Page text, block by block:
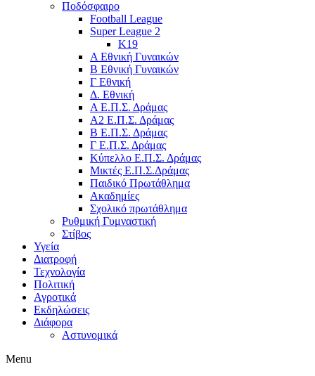
Ποδόσφαιρο
Football League
Super League 2
Κ19
A Εθνική Γυναικών
Β Εθνική Γυναικών
Γ Εθνική
Δ. Εθνική
Α Ε.Π.Σ. Δράμας
Α2 Ε.Π.Σ. Δράμας
Β Ε.Π.Σ. Δράμας
Γ Ε.Π.Σ. Δράμας
Κύπελλο Ε.Π.Σ. Δράμας
Μικτές Ε.Π.Σ.Δράμας
Παιδικό Πρωτάθλημα
Ακαδημίες
Σχολικό πρωτάθλημα
Ρυθμική Γυμναστική
Στίβος
Υγεία
Διατροφή
Τεχνολογία
Πολιτική
Αγροτικά
Εκδηλώσεις
Διάφορα
Αστυνομικά
Menu